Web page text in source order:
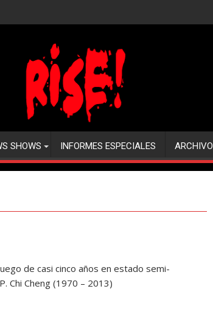
SHOWS INFORMES ESPECIALES ARCHIVO
de casi cinco años en estado semi-
Chi Cheng (1970 – 2013)